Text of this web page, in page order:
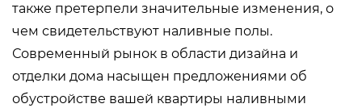
также претерпели значительные изменения, о
чем свидетельствуют наливные полы.
Современный рынок в области дизайна и
отделки дома насыщен предложениями об
обустройстве вашей квартиры наливными